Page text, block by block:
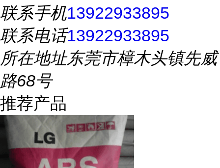
联系手机13922933895
联系电话13922933895
所在地址东莞市樟木头镇先威
路68号
推荐产品